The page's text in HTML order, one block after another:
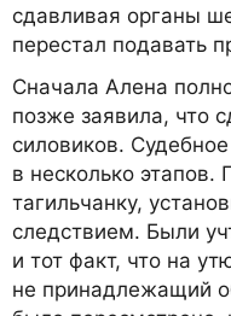
сдавливая органы
перестал подавать
Сначала Алена
позже заявила, что
силовиков.
в несколько этапов.
тагильчанку,
следствием. Были
и тот факт, что на
не принадлежащий